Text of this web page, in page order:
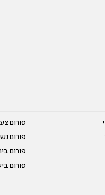
פורום
פורום
פורום
פורום